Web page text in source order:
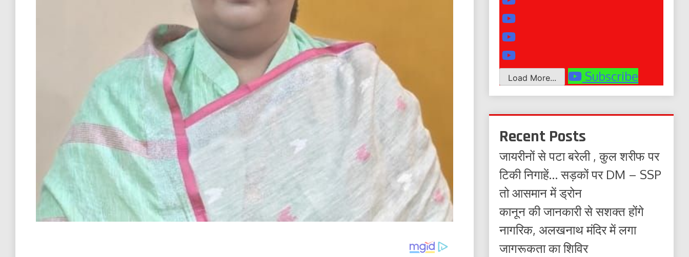
Load More... Subscribe
Recent Posts
जायरीनों से पटा बरेली , कुल शरीफ पर
टिकी निगाहें… सड़कों पर DM – SSP
तो आसमान में ड्रोन
कानून की जानकारी से सशक्त होंगे
नागरिक, अलखनाथ मंदिर में लगा
जागरूकता का शिविर